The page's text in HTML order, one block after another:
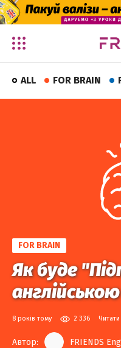
ALL FOR BRAIN
FOR BRAIN
Як буде
8 років тому 2 336
Автор: FRIENDS